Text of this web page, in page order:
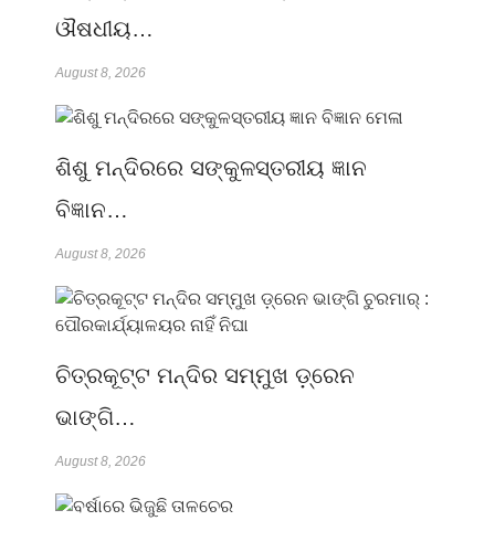
ଔଷଧୀୟ…
August 8, 2026
ଶିଶୁ ମନ୍ଦିରରେ ସଙ୍କୁଳସ୍ତରୀୟ ଜ୍ଞାନ
ବିଜ୍ଞାନ…
August 8, 2026
ଚିତ୍ରକୂଟ୍ଟ ମନ୍ଦିର ସମ୍ମୁଖ ଡ଼୍ରେନ
ଭାଙ୍ଗି…
August 8, 2026